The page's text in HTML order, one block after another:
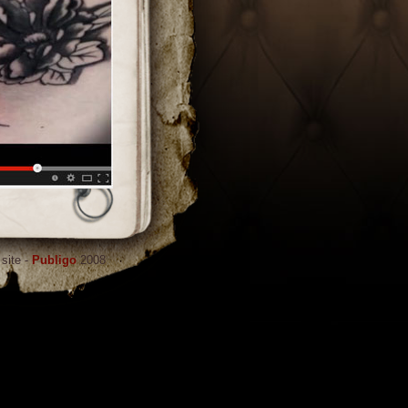
site - Publigo2008